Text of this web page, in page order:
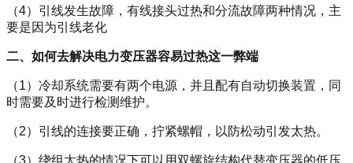
（4）引线发生故障，有线接头过热和分流故障两种情况，主
要是因为引线老化
二、如何去解决电力变压器容易过热这一弊端
（1）冷却系统需要有两个电源，并且配有自动切换装置，同
时需要及时进行检测维护。
（2）引线的连接要正确，拧紧螺帽，以防松动引发太热。
（3）绕组太热的情况下可以用双螺旋结构代替变压器的低压